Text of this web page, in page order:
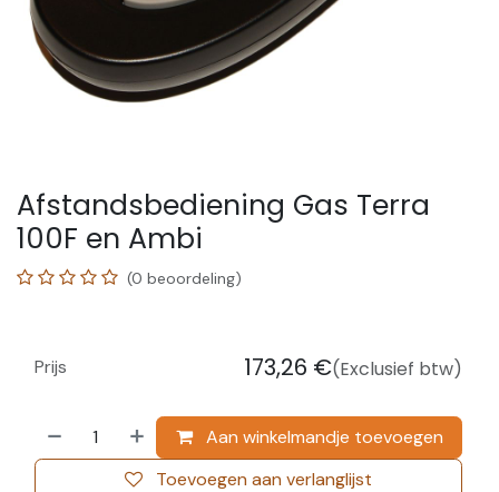
Afstandsbediening Gas Terra
100F en Ambi
(0 beoordeling)
Aan winkelmandje toevoegen
Toevoegen aan verlanglijst
Prijs 173,26 €(Exclusief btw)